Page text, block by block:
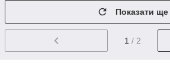
Показати ще
1 / 2